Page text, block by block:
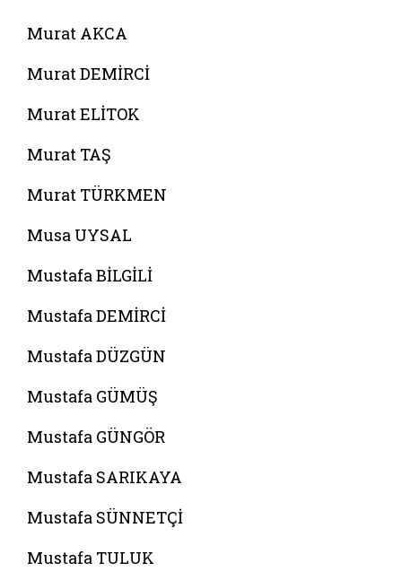
Murat AKCA
Murat DEMİRCİ
Murat ELİTOK
Murat TAŞ
Murat TÜRKMEN
Musa UYSAL
Mustafa BİLGİLİ
Mustafa DEMİRCİ
Mustafa DÜZGÜN
Mustafa GÜMÜŞ
Mustafa GÜNGÖR
Mustafa SARIKAYA
Mustafa SÜNNETÇİ
Mustafa TULUK